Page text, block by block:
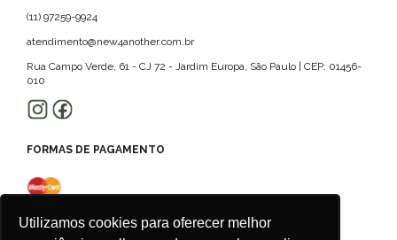
Utilizamos cookies para oferecer melhor
(11) 97259-9924
atendimento@new4another.com.br
Rua Campo Verde, 61 - CJ 72 - Jardim Europa, São Paulo | CEP: 01456-
010
FORMAS DE PAGAMENTO